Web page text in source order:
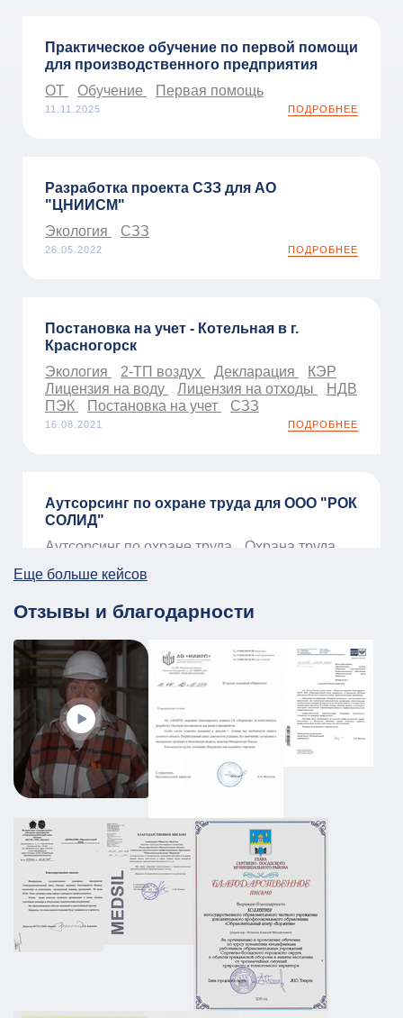
Практическое обучение по первой помощи
для производственного предприятия
ОТ
Обучение Первая помощь
11.11.2025 ПОДРОБНЕЕ
Разработка проекта СЗЗ для АО
"ЦНИИСМ"
Экология
СЗЗ
26.05.2022 ПОДРОБНЕЕ
Постановка на учет - Котельная в г.
Красногорск
Экология
2-ТП воздух Декларация
КЭР
Лицензия на воду
Лицензия на отходы
НДВ
ПЭК
Постановка на учет СЗЗ
16.08.2021 ПОДРОБНЕЕ
Аутсорсинг по охране труда для ООО "РОК
СОЛИД"
Аутсорсинг по охране труда
Охрана труда
ПЛДЧС для МБУ ДО «Образовательный
центр «Смена»
ГО и ЧС
ПДЛЧС
19.08.2025 ПОДРОБНЕЕ
Промышленный объект РТИ:
категорирование, Ситуационный план и
Плана охраны объекта
АТЗ Паспорт АТЗ Паспорт безопасности
Постановление Правительства №258
01.03.2026 ПОДРОБНЕЕ
ПЛДЧС для ООО "НС-Ойл"
ПОДРОБНЕЕ
Еще больше кейсов
Отзывы и благодарности